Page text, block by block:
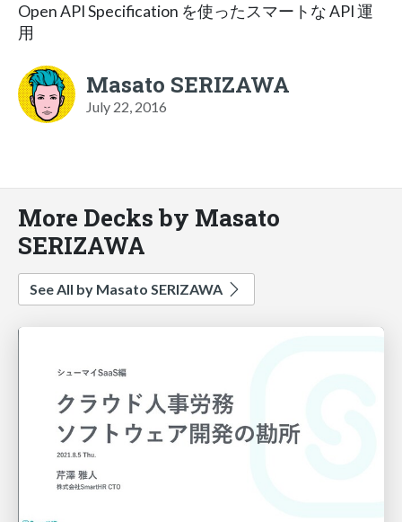
Open API Specification を使ったスマートな API 運
用
Masato SERIZAWA
July 22, 2016
More Decks by Masato
SERIZAWA
See All by Masato SERIZAWA